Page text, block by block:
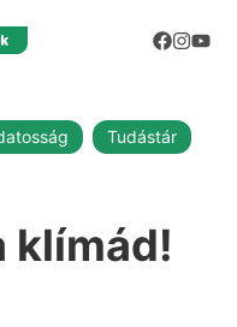
Tudástár
klímád!